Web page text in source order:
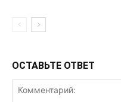
ОСТАВЬТЕ ОТВЕТ